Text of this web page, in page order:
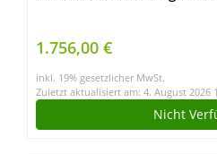
1.756,00 €
inkl. 19% gesetzlicher MwSt.
Zuletzt aktualisiert am: 4. August 2026
Nicht